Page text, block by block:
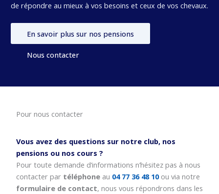
de répondre au mieux à vos besoins et ceux de vos chevaux.
En savoir plus sur nos pensions
Nous contacter
Pour nous contacter
Vous avez des questions sur notre club, nos
pensions ou nos cours ?
Pour toute demande d’informations n’hésitez pas à nous
contacter par téléphoneau 04 77 36 48 10 ou via notre
formulaire de contact, nous vous répondrons dans les